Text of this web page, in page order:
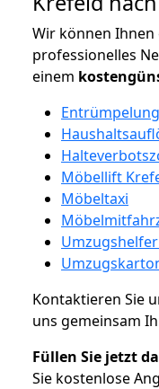
Wir können
professionelles
einem
Entrümpelung
Möbellift
Möbeltaxi
Kontaktieren Sie
uns gemeinsam
Füllen Sie jetzt
Sie kostenlose